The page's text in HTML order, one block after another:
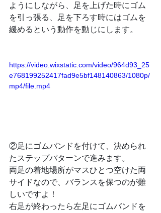
ようにしながら、足を上げた時にゴム
を引っ張る、足を下ろす時にはゴムを
緩めるという動作を動じにします。
https://video.wixstatic.com/video/964d93_25
e768199252417fad9e5bf148140863/1080p/
mp4/file.mp4
②足にゴムバンドを付けて、決められ
たステップパターンで進みます。
両足の着地場所がマスひとつ空けた両
サイドなので、バランスを保つのが難
しいですよ！
右足が終わったら左足にゴムバンドを